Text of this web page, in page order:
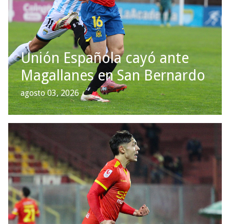
Unión Española cayó ante
Magallanes en San Bernardo
agosto 03, 2026